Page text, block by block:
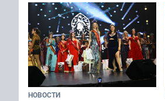
НОВОСТИ